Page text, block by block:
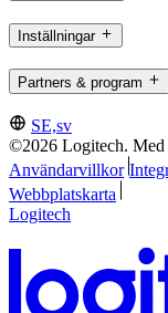
Inställningar
Partners & program
SE,sv
©2026 Logitech. Med
Användarvillkor
Webbplatskarta
Logitech